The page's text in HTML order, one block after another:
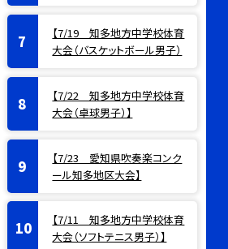
【7/19 知多地方中学校体育
大会（バスケットボール男子）
【7/22 知多地方中学校体育
大会（卓球男子）】
【7/23 愛知県吹奏楽コンク
ール知多地区大会】
【7/11 知多地方中学校体育
大会（ソフトテニス男子）】